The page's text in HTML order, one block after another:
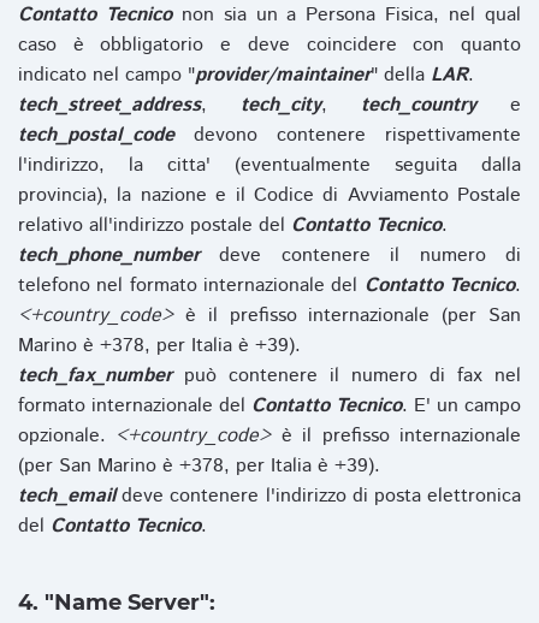
Contatto Tecniconon sia un a Persona Fisica, nel qual
caso è obbligatorio e deve coincidere con quanto
indicato nel campo "provider/maintainer" della LAR.
tech_street_address, tech_city, tech_countrye
tech_postal_codedevono contenere rispettivamente
l'indirizzo, la citta' (eventualmente seguita dalla
provincia), la nazione e il Codice di Avviamento Postale
relativo all'indirizzo postale del Contatto Tecnico.
tech_phone_numberdeve contenere il numero di
telefono nel formato internazionale del Contatto Tecnico.
<+country_code>è il prefisso internazionale (per San
Marino è +378, per Italia è +39).
tech_fax_numberpuò contenere il numero di fax nel
formato internazionale del Contatto Tecnico. E' un campo
opzionale. <+country_code>è il prefisso internazionale
(per San Marino è +378, per Italia è +39).
tech_emaildeve contenere l'indirizzo di posta elettronica
del Contatto Tecnico.
4. "Name Server":